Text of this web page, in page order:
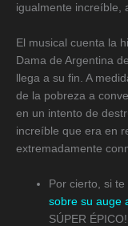
igualmente increíble,
El musical cuenta la
Dama de Argentina
llega a su fin. A
de la pobreza a
en un intento de
increíble que era en
extremadamente
Por cierto, si te
sobre su auge
SÚPER